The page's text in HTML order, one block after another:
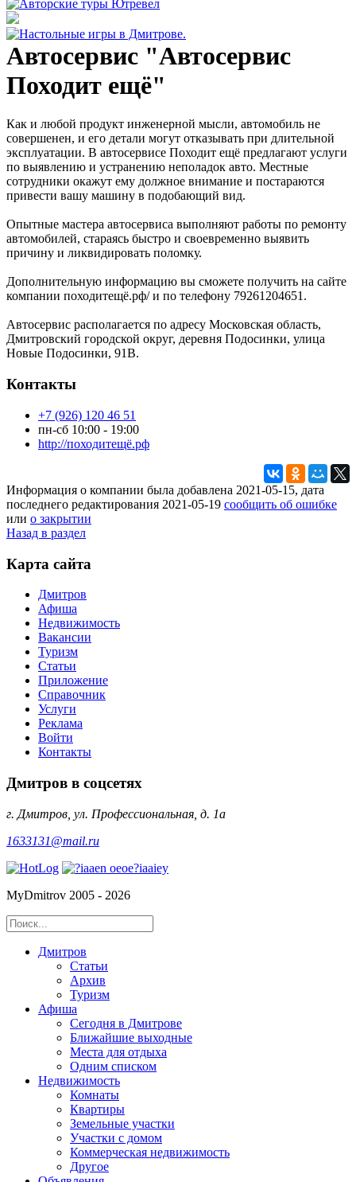
Автосервис "Автосервис
Походит ещё"
Как и любой продукт инженерной мысли, автомобиль не
совершенен, и его детали могут отказывать при длительной
эксплуатации. В автосервисе Походит ещё предлагают услуги
по выявлению и устранению неполадок авто. Местные
сотрудники окажут ему должное внимание и постараются
привести вашу машину в подобающий вид.
Опытные мастера автосервиса выполняют работы по ремонту
автомобилей, стараясь быстро и своевременно выявить
причину и ликвидировать поломку.
Дополнительную информацию вы сможете получить на сайте
компании походитещё.рф/ и по телефону 79261204651.
Автосервис располагается по адресу Московская область,
Дмитровский городской округ, деревня Подосинки, улица
Новые Подосинки, 91В.
Контакты
+7 (926) 120 46 51
пн-сб 10:00 - 19:00
http://походитещё.рф
Информация о компании была добавлена 2021-05-15, дата
последнего редактирования 2021-05-19 сообщить об ошибке
или о закрытии
Назад в раздел
Карта сайта
Дмитров
Афиша
Недвижимость
Вакансии
Туризм
Статьи
Приложение
Справочник
Услуги
Реклама
Войти
Контакты
Дмитров в соцсетях
г. Дмитров, ул. Профессиональная, д. 1а
1633131@mail.ru
MyDmitrov 2005 - 2026
Дмитров
Статьи
Архив
Туризм
Афиша
Сегодня в Дмитрове
Ближайшие выходные
Места для отдыха
Одним списком
Недвижимость
Комнаты
Квартиры
Земельные участки
Участки с домом
Коммерческая недвижимость
Другое